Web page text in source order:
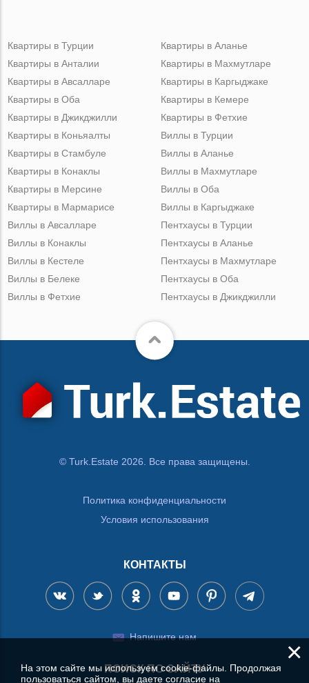
Квартиры в Турции
Квартиры в Анталии
Квартиры в Авсалларе
Квартиры в Оба
Квартиры в Джикджилли
Квартиры в Аланье
Квартиры в Махмутларе
Квартиры в Каргыджаке
Квартиры в Кемере
Квартиры в Фетхие
Квартиры в Коньяалты
Квартиры в Стамбуле
Квартиры в Конаклы
Квартиры в Мерсине
Квартиры в Мармарисе
Виллы в Турции
Виллы в Аланье
Виллы в Махмутларе
Виллы в Оба
Виллы в Каргыджаке
Виллы в Авсалларе
Виллы в Конаклы
Виллы в Кестеле
Виллы в Белеке
Виллы в Фетхие
Пентхаусы в Турции
Пентхаусы в Аланье
Пентхаусы в Махмутларе
Пентхаусы в Оба
Пентхаусы в Джикджилли
© Turk.Estate 2026. Все права защищены.
Политика конфиденциальности
Условия использования
КОНТАКТЫ
Напишите нам
ПОИСК ПО САЙТУ
×
На этом сайте мы используем cookie-файлы. Продолжая
пользоваться сайтом, вы даете согласие на